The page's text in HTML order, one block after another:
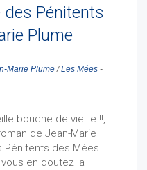
Pénitents
Plume
Marie Plume/Les Mées -
bouche de vieille !!,
de Jean-Marie
Pénitents des Mées.
en doutez la